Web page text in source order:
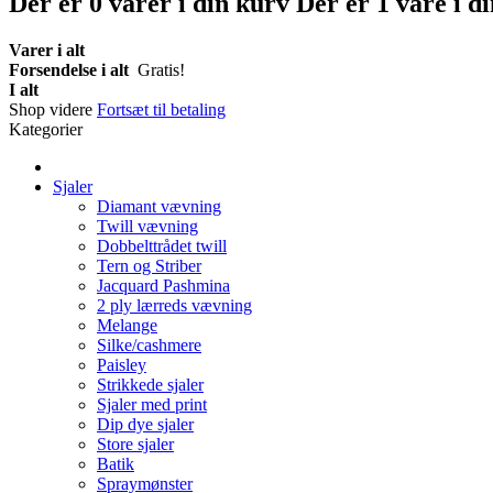
Varer i alt
Forsendelse i alt Gratis!
I alt
Shop videre Fortsæt til betaling
Kategorier
Sjaler
Diamant vævning
Twill vævning
Dobbelttrådet twill
Tern og Striber
Jacquard Pashmina
2 ply lærreds vævning
Melange
Silke/cashmere
Paisley
Strikkede sjaler
Sjaler med print
Dip dye sjaler
Store sjaler
Batik
Spraymønster